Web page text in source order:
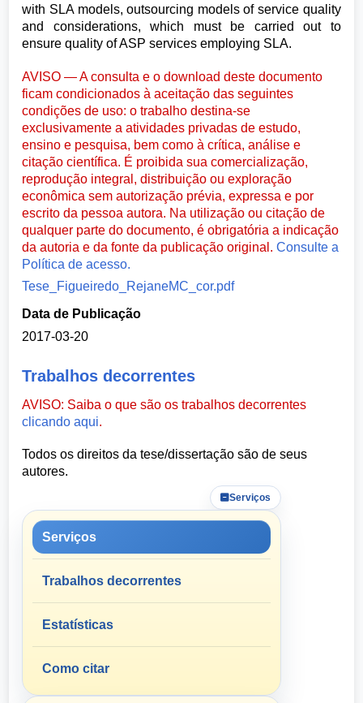
with SLA models, outsourcing models of service quality
and considerations, which must be carried out to
ensure quality of ASP services employing SLA.
AVISO — A consulta e o download deste documento
ficam condicionados à aceitação das seguintes
condições de uso: o trabalho destina-se
exclusivamente a atividades privadas de estudo,
ensino e pesquisa, bem como à crítica, análise e
citação científica. É proibida sua comercialização,
reprodução integral, distribuição ou exploração
econômica sem autorização prévia, expressa e por
escrito da pessoa autora. Na utilização ou citação de
qualquer parte do documento, é obrigatória a indicação
da autoria e da fonte da publicação original.Consulte a
Política de acesso.
Tese_Figueiredo_RejaneMC_cor.pdf
Data de Publicação
2017-03-20
Trabalhos decorrentes
AVISO: Saiba o que são os trabalhos decorrentes
clicando aqui.
Todos os direitos da tese/dissertação são de seus
autores.
Serviços
Serviços
Trabalhos decorrentes
Estatísticas
Como citar